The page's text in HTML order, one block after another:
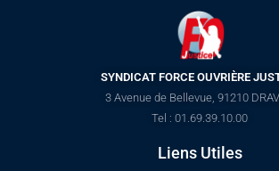
SYNDICAT FORCE OUVRIÈRE
3 Avenue de Bellevue, 91210
Tel : 01.69.39.10.00
Liens Utiles